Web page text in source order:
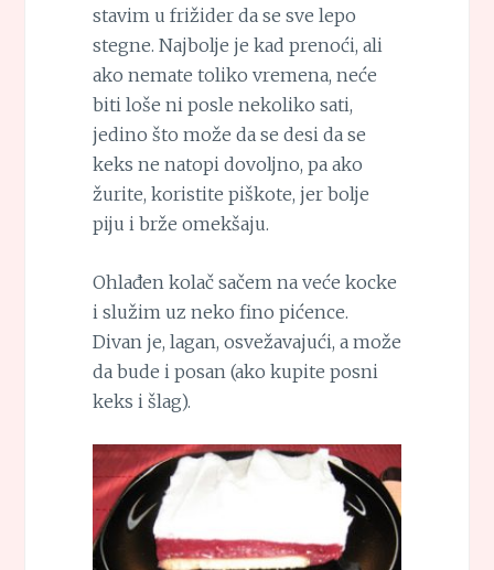
stavim u frižider da se sve lepo
stegne. Najbolje je kad prenoći, ali
ako nemate toliko vremena, neće
biti loše ni posle nekoliko sati,
jedino što može da se desi da se
keks ne natopi dovoljno, pa ako
žurite, koristite piškote, jer bolje
piju i brže omekšaju.
Ohlađen kolač sačem na veće kocke
i služim uz neko fino pićence.
Divan je, lagan, osvežavajući, a može
da bude i posan (ako kupite posni
keks i šlag).